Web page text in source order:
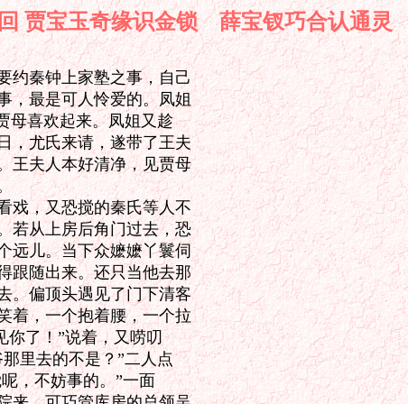
回 贾宝玉奇缘识金锁 薛宝钗巧合
秦钟上家塾之事，自己
，最是可人怜爱的。凤姐
母喜欢起来。凤姐又趁
，尤氏来请，遂带了王夫
王夫人本好清净，见贾母
，又恐搅的秦氏等人不
若从上房后角门过去，恐
远儿。当下众嬷嬷丫鬟伺
跟随出来。还只当他去那
。偏顶头遇见了门下清客
着，一个抱着腰，一个拉
你了！”说着，又唠叨
里去的不是？”二人点
，不妨事的。”一面